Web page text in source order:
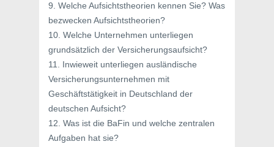
9. Welche Aufsichtstheorien kennen Sie? Was
bezwecken Aufsichtstheorien?
10. Welche Unternehmen unterliegen
grundsätzlich der Versicherungsaufsicht?
11. Inwieweit unterliegen ausländische
Versicherungsunternehmen mit
Geschäftstätigkeit in Deutschland der
deutschen Aufsicht?
12. Was ist die BaFin und welche zentralen
Aufgaben hat sie?